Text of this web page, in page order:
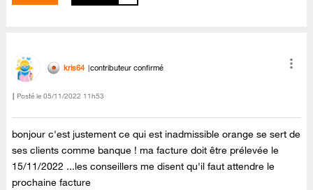
kris64 contributeur confirmé
Posté le ‎05/11/2022 11h53
bonjour c'est justement ce qui est inadmissible orange se sert de
ses clients comme banque ! ma facture doit être prélevée le
15/11/2022 ...les conseillers me disent qu'il faut attendre le
prochaine facture